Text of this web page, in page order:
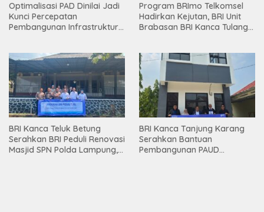
Optimalisasi PAD Dinilai Jadi
Kunci Percepatan
Pembangunan Infrastruktur
Program BRImo Telkomsel
Hadirkan Kejutan, BRI Unit
Brabasan BRI Kanca Tulang
Mesuji
BRI Kanca Teluk Betung
Serahkan BRI Peduli Renovasi
Masjid SPN Polda Lampung,
BRI Kanca Tanjung Karang
Serahkan Bantuan
Pembangunan PAUD